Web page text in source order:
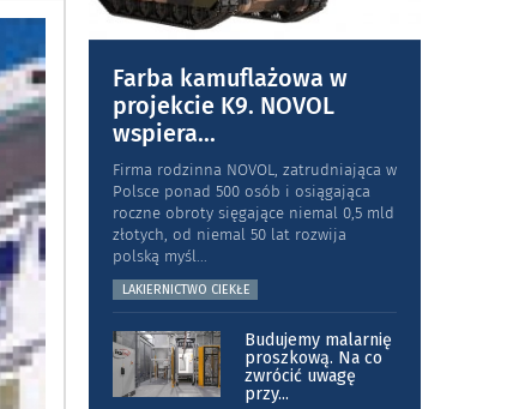
Farba kamuflażowa w
projekcie K9. NOVOL
wspiera...
Firma rodzinna NOVOL, zatrudniająca w
Polsce ponad 500 osób i osiągająca
roczne obroty sięgające niemal 0,5 mld
złotych, od niemal 50 lat rozwija
polską myśl...
LAKIERNICTWO CIEKŁE
Budujemy malarnię
proszkową. Na co
zwrócić uwagę
przy...